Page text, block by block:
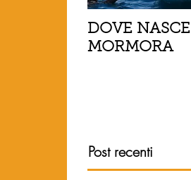
DOVE NASCE
MORMORA
Post recenti